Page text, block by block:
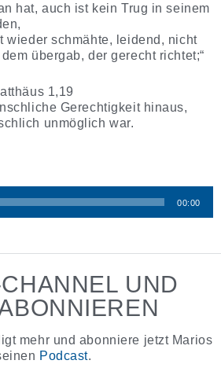
hat, auch ist kein Trug in seinem
wieder schmähte, leidend, nicht
übergab, der gerecht richtet;“
1,19
Gerechtigkeit hinaus,
unmöglich war.
00:00
UND
mehr und abonniere jetzt Marios
Podcast.